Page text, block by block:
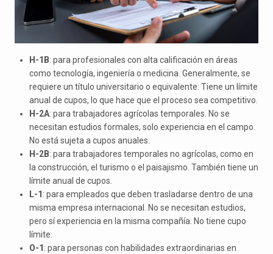
H-1B: para profesionales con alta calificación en áreas
como tecnología, ingeniería o medicina. Generalmente, se
requiere un título universitario o equivalente. Tiene un límite
anual de cupos, lo que hace que el proceso sea competitivo.
H-2A: para trabajadores agrícolas temporales. No se
necesitan estudios formales, solo experiencia en el campo.
No está sujeta a cupos anuales.
H-2B: para trabajadores temporales no agrícolas, como en
la construcción, el turismo o el paisajismo. También tiene un
límite anual de cupos.
L-1 : para empleados que deben trasladarse dentro de una
misma empresa internacional. No se necesitan estudios,
pero sí experiencia en la misma compañía. No tiene cupo
límite.
O-1 : para personas con habilidades extraordinarias en